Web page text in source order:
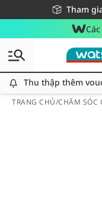
Tham
Miễn phí
Giao hàng nhanh
Thu thập thêm
TRANG CHỦ/CHĂM SÓC